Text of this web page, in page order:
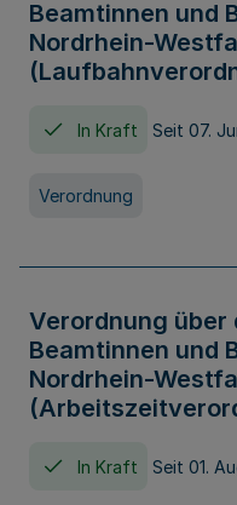
Beamtinnen und
Nordrhein-
In Kraft Seit 07.
Verordnung
Verordnung
Beamtinnen und
Nordrhein-
In Kraft Seit 01.